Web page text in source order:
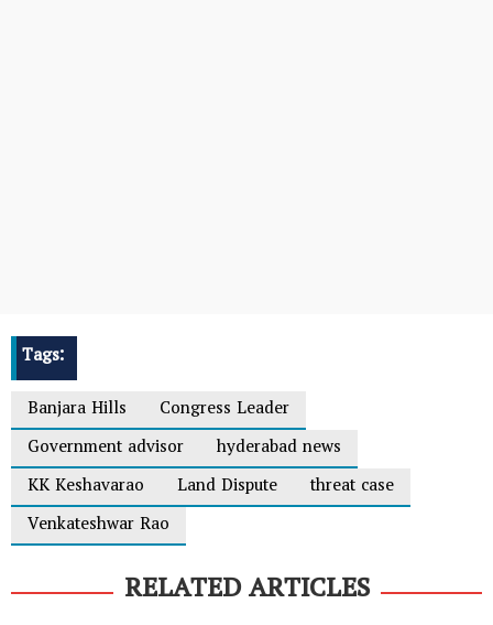
Tags:
Banjara Hills
Congress Leader
Government advisor
hyderabad news
KK Keshavarao
Land Dispute
threat case
Venkateshwar Rao
RELATED ARTICLES